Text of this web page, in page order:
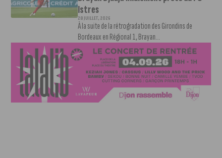
Istres
28 JUILLET, 2026
À la suite de la rétrogradation des Girondins de
Bordeaux en Régional 1, Brayan...